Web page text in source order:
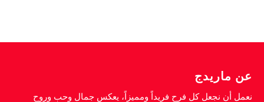
عن ماريدج
نعمل أن نجعل كل فرح فريداً ومميزاً، يعكس جمال وحب وروح